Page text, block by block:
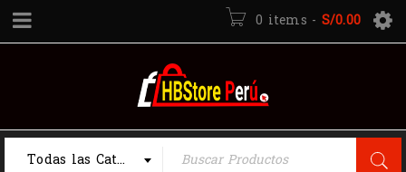
0 items - S/0.00
Todas las Categorias